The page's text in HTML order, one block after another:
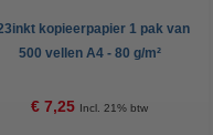
kopieerpapier 1 pak van
500 vellen A4 - 80 g/m²
€ 7,25 Incl. 21% btw